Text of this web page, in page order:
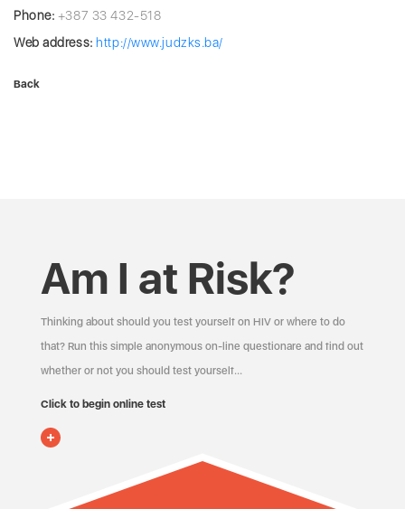
Phone: +387 33 432-518
Web address: http://www.judzks.ba/
Back
Am I at Risk?
Thinking about should you test yourself on HIV or where to do
that? Run this simple anonymous on-line questionare and find out
whether or not you should test yourself…
Click to begin online test